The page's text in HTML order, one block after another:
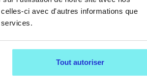
ci avec d'autres informations que
Tout autoriser